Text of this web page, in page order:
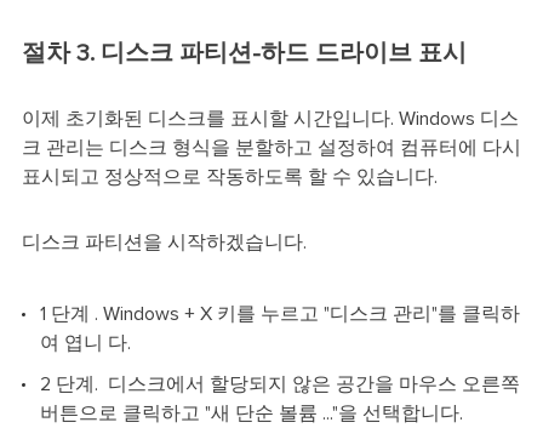
절차 3. 디스크 파티션-하드 드라이브 표시
이제 초기화된 디스크를 표시할 시간입니다. Windows 디스
크 관리는 디스크 형식을 분할하고 설정하여 컴퓨터에 다시
표시되고 정상적으로 작동하도록 할 수 있습니다.
디스크 파티션을 시작하겠습니다.
1 단계 . Windows + X 키를 누르고 "디스크 관리"를 클릭하
여 엽니 다.
2 단계. 디스크에서 할당되지 않은 공간을 마우스 오른쪽
버튼으로 클릭하고 "새 단순 볼륨 ..."을 선택합니다.